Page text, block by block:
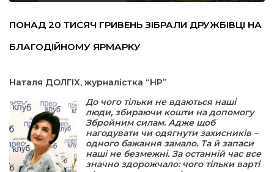
не буває
Відповідаємо
ПОНАД 20 ТИСЯЧ ГРИВЕНЬ ЗІБРАЛИ ДРУЖБІВЦІ НА
БЛАГОДІЙНОМУ ЯРМАРКУ
Наталя ДОЛГІХ, журналістка “НР”
До чого тільки не вдаються наші
люди, збираючи кошти на допомогу
Збройним силам. Адже щоб
нагодувати чи одягнути захисників –
одного бажання замало. Та й запаси
наші не безмежні. За останній час все
значно здорожчало: чого тільки варті